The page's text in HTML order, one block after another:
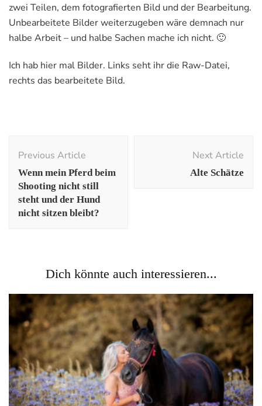
zwei Teilen, dem fotografierten Bild und der Bearbeitung.
Unbearbeitete Bilder weiterzugeben wäre demnach nur
halbe Arbeit – und halbe Sachen mache ich nicht. 🙂
Ich hab hier mal Bilder. Links seht ihr die Raw-Datei,
rechts das bearbeitete Bild.
Navigation
Previous Article
Wenn mein Pferd beim
Shooting nicht still
steht und der Hund
nicht sitzen bleibt?
Next Article
Alte Schätze
Dich könnte auch interessieren...